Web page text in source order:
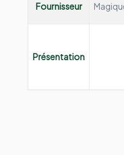
Fournisseur
Présentation